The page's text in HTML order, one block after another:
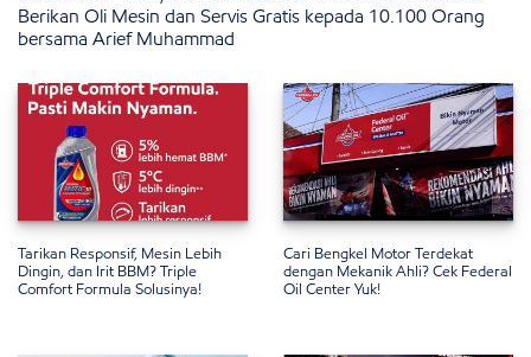
Berikan Oli Mesin dan Servis Gratis kepada 10.100 Orang
bersama Arief Muhammad
Tarikan Responsif, Mesin Lebih
Dingin, dan Irit BBM? Triple
Comfort Formula Solusinya!
Cari Bengkel Motor Terdekat
dengan Mekanik Ahli? Cek Federal
Oil Center Yuk!